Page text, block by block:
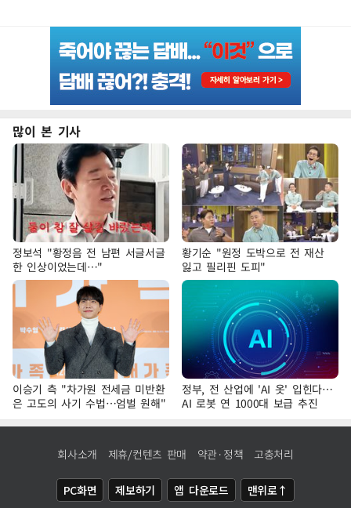
많이 본 기사
정보석 "황정음 전 남편 서글서글
한 인상이었는데…"
황기순 "원정 도박으로 전 재산
잃고 필리핀 도피"
이승기 측 "차가원 전세금 미반환
은 고도의 사기 수법…엄벌 원해"
정부, 전 산업에 'AI 옷' 입힌다…
AI 로봇 연 1000대 보급 추진
회사소개 제휴/컨텐츠 판매 약관·정책 고충처리
PC화면 제보하기 앱 다운로드 맨위로↑